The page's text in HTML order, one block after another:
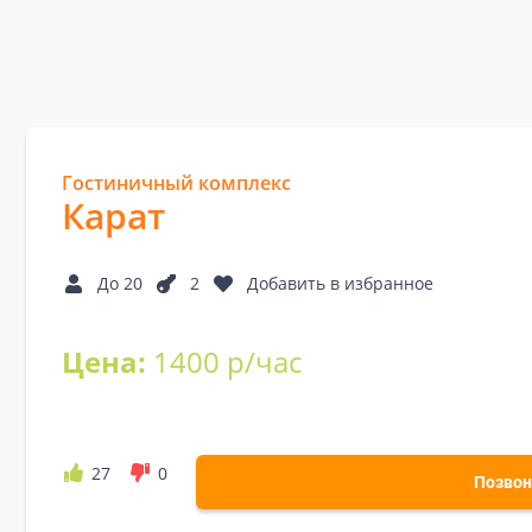
Гостиничный комплекс
Карат
До 20 2 Добавить в избранное
Цена: 1400 р/час
27 0